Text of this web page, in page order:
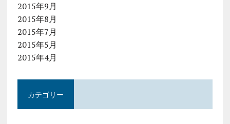
2015年9月
2015年8月
2015年7月
2015年5月
2015年4月
カテゴリー